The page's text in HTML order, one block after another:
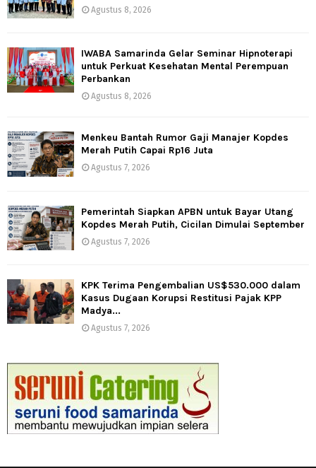
Agustus 8, 2026
IWABA Samarinda Gelar Seminar Hipnoterapi
untuk Perkuat Kesehatan Mental Perempuan
Perbankan
Agustus 8, 2026
Menkeu Bantah Rumor Gaji Manajer Kopdes
Merah Putih Capai Rp16 Juta
Agustus 7, 2026
Pemerintah Siapkan APBN untuk Bayar Utang
Kopdes Merah Putih, Cicilan Dimulai September
Agustus 7, 2026
KPK Terima Pengembalian US$530.000 dalam
Kasus Dugaan Korupsi Restitusi Pajak KPP
Madya...
Agustus 7, 2026